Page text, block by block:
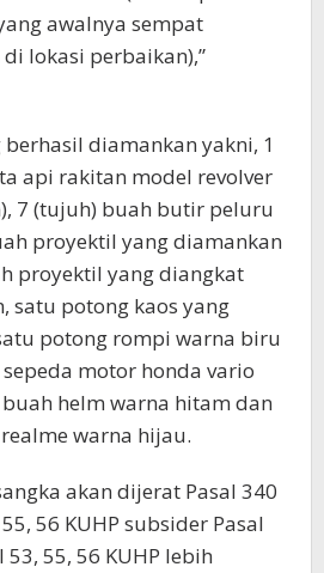
awalnya sempat
lokasi perbaikan),”
diamankan yakni, 1
api rakitan model revolver
7 (tujuh) buah butir peluru
proyektil yang diamankan
proyektil yang diangkat
satu potong kaos yang
potong rompi warna biru
motor honda vario
helm warna hitam dan
warna hijau.
akan dijerat Pasal 340
56 KUHP subsider Pasal
53, 55, 56 KUHP lebih